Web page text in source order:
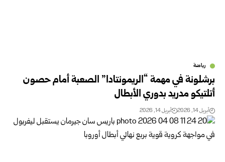
رياضة
برشلونة في مهمة “الريمونتادا” الصعبة أمام حصون
أتلتيكو مدريد بدوري الأبطال
أبريل 14, 2026 أبريل 14, 2026